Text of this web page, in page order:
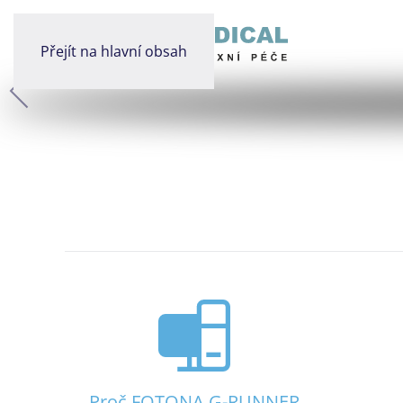
Přejít na hlavní obsah